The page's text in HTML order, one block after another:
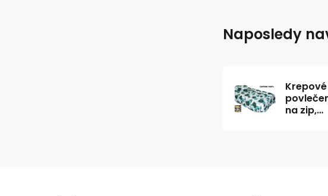
Naposledy
Krepové
na zip,